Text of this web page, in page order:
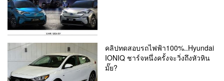
คลิปทดสอบรถไฟฟ้า100%..Hyundai
IONIQ ชาร์จหนึ่งครั้งจะวิ่งถึงหัวหิน
มั๊ย?